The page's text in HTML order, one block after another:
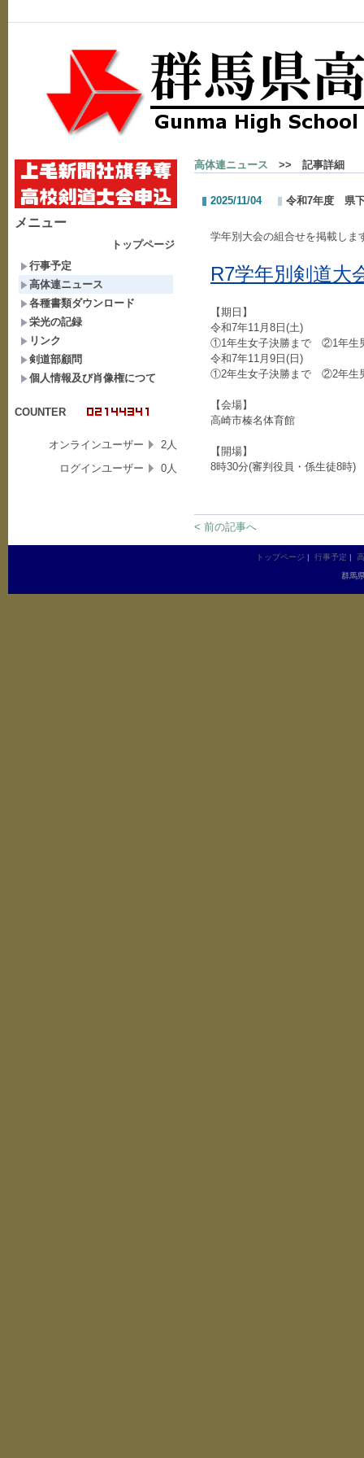
メニュー
トップページ
行事予定
高体連ニュース
各種書類ダウンロード
栄光の記録
リンク
剣道部顧問
個人情報及び肖像権につて
COUNTER
オンラインユーザー
2人
ログインユーザー
0人
高体連ニュース >> 記事詳細
2025/11/04 令和7年度 県下
学年別大会の組合せを掲載しま
R7学年別剣道大
【期日】
令和7年11月8日(土)
①1年生女子決勝まで ②1年生
令和7年11月9日(日)
①2年生女子決勝まで ②2年生
【会場】
高崎市榛名体育館
【開場】
8時30分(審判役員・係生徒8時)
< 前の記事へ
トップページ | 行事予定 |
群馬